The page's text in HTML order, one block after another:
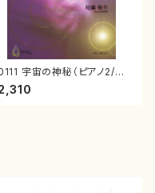
宇宙の神秘（ピアノ2/尾
生/楽譜）